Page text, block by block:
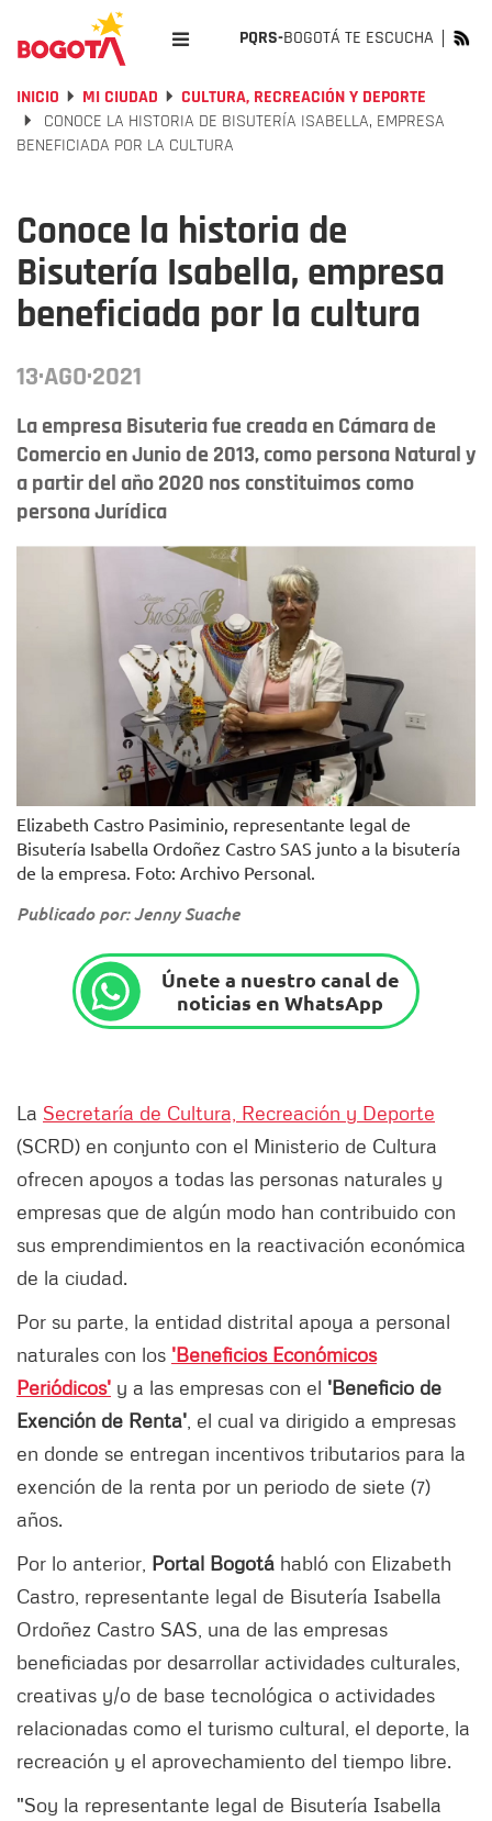
PQRS-BOGOTÁ TE ESCUCHA
INICIO MI CIUDAD
CULTURA, RECREACIÓN Y DEPORTE
CONOCE LA HISTORIA DE BISUTERÍA ISABELLA, EMPRESA
BENEFICIADA POR LA CULTURA
Conoce la historia de
Bisutería Isabella, empresa
beneficiada por la cultura
13·AGO·2021
La empresa Bisuteria fue creada en Cámara de
Comercio en Junio de 2013, como persona Natural y
a partir del año 2020 nos constituimos como
persona Jurídica
Elizabeth Castro Pasiminio, representante legal de
Bisutería Isabella Ordoñez Castro SAS junto a la bisutería
de la empresa. Foto: Archivo Personal.
Publicado por: Jenny Suache
Únete a nuestro canal de
noticias en WhatsApp
La Secretaría de Cultura, Recreación y Deporte
(SCRD) en conjunto con el Ministerio de Cultura
ofrecen apoyos a todas las personas naturales y
empresas que de algún modo han contribuido con
sus emprendimientos en la reactivación económica
de la ciudad.
Por su parte, la entidad distrital apoya a personal
naturales con los 'Beneficios Económicos
Periódicos' y a las empresas con el 'Beneficio de
Exención de Renta' , el cual va dirigido a empresas
en donde se entregan incentivos tributarios para la
exención de la renta por un periodo de siete (7)
años.
Por lo anterior, Portal Bogotá habló con Elizabeth
Castro, representante legal de Bisutería Isabella
Ordoñez Castro SAS, una de las empresas
beneficiadas por desarrollar actividades culturales,
creativas y/o de base tecnológica o actividades
relacionadas como el turismo cultural, el deporte, la
recreación y el aprovechamiento del tiempo libre.
"Soy la representante legal de Bisutería Isabella